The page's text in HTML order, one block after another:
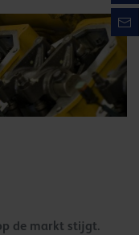
de markt stijgt.